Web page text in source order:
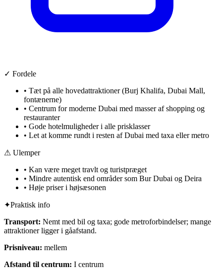
✓ Fordele
• Tæt på alle hovedattraktioner (Burj Khalifa, Dubai Mall,
fontænerne)
• Centrum for moderne Dubai med masser af shopping og
restauranter
• Gode hotelmuligheder i alle prisklasser
• Let at komme rundt i resten af Dubai med taxa eller metro
⚠ Ulemper
• Kan være meget travlt og turistpræget
• Mindre autentisk end områder som Bur Dubai og Deira
• Høje priser i højsæsonen
✦Praktisk info
Transport: Nemt med bil og taxa; gode metroforbindelser; mange
attraktioner ligger i gåafstand.
Prisniveau: mellem
Afstand til centrum: I centrum